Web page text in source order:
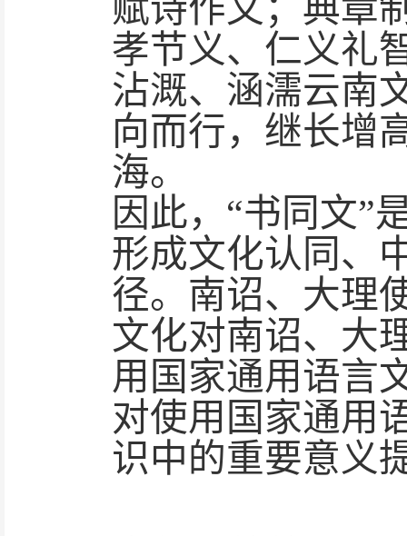
赋诗作文；典章
孝节义、仁义礼
沾溉、涵濡云南
向而行，继长增
海。
因此， “书同文”
形成文化认同、
径。南诏、大理
文化对南诏、大
用国家通用语言
对使用国家通用
识中的重要意义